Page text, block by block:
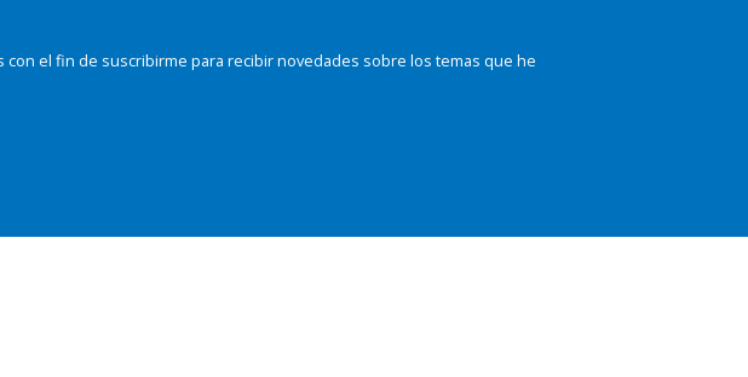
el fin de suscribirme para recibir novedades sobre los temas que he